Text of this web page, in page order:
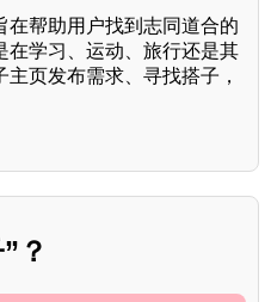
在帮助用户找到志同道合的
在学习、运动、旅行还是其
页发布需求、寻找搭子，
？